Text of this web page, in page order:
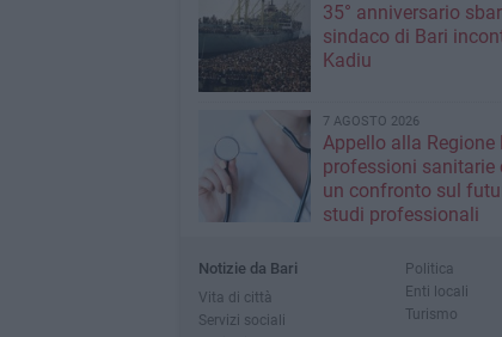
35° anniversario
sindaco di Bari
Kadiu
7 AGOSTO 2026
Appello alla Regione
professioni sanitarie
un confronto sul
studi professionali
Notizie da Bari
Vita di città
Servizi sociali
Politica
Enti locali
Turismo